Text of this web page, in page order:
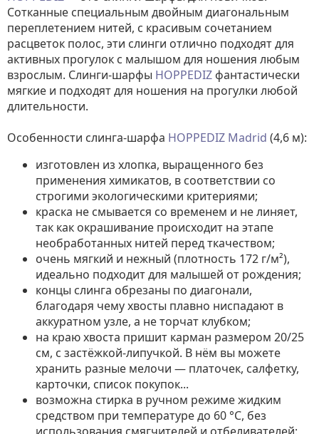
Сотканные специальным двойным диагональным
переплетением нитей, с красивым сочетанием
расцветок полос, эти слинги отлично подходят для
активных прогулок с малышом для ношения любым
взрослым. Слинги-шарфы HOPPEDIZфантастически
мягкие и подходят для ношения на прогулки любой
длительности.
Особенности слинга-шарфа HOPPEDIZ Madrid (4,6 м):
изготовлен из хлопка, выращенного без
применения химикатов, в соответствии со
строгими экологическими критериями;
краска не смывается со временем и не линяет,
так как окрашивание происходит на этапе
необработанных нитей перед ткачеством;
очень мягкий и нежный (плотность 172 г/м²),
идеально подходит для малышей от рождения;
концы слинга обрезаны по диагонали,
благодаря чему хвосты плавно ниспадают в
аккуратном узле, а не торчат клубком;
на краю хвоста пришит карман размером 20/25
см, с застёжкой-липучкой. В нём вы можете
хранить разные мелочи — платочек, салфетку,
карточки, список покупок...
возможна стирка в ручном режиме жидким
средством при температуре до 60 °C, без